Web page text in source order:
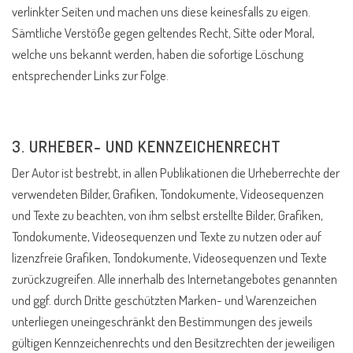
verlinkter Seiten und machen uns diese keinesfalls zu eigen.
Sämtliche Verstöße gegen geltendes Recht, Sitte oder Moral,
welche uns bekannt werden, haben die sofortige Löschung
entsprechender Links zur Folge.
3. URHEBER- UND KENNZEICHENRECHT
Der Autor ist bestrebt, in allen Publikationen die Urheberrechte der
verwendeten Bilder, Grafiken, Tondokumente, Videosequenzen
und Texte zu beachten, von ihm selbst erstellte Bilder, Grafiken,
Tondokumente, Videosequenzen und Texte zu nutzen oder auf
lizenzfreie Grafiken, Tondokumente, Videosequenzen und Texte
zurückzugreifen. Alle innerhalb des Internetangebotes genannten
und ggf. durch Dritte geschützten Marken- und Warenzeichen
unterliegen uneingeschränkt den Bestimmungen des jeweils
gültigen Kennzeichenrechts und den Besitzrechten der jeweiligen